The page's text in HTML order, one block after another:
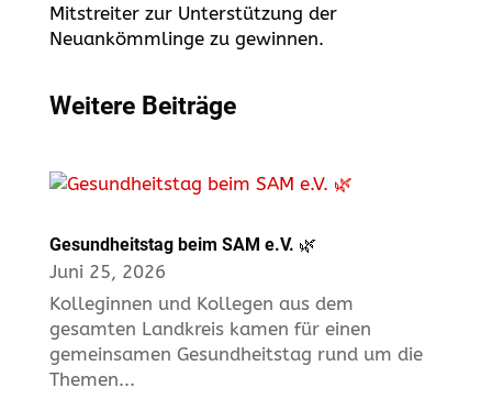
Mitstreiter zur Unterstützung der
Neuankömmlinge zu gewinnen.
Weitere Beiträge
Gesundheitstag beim SAM e.V. 🌿
Juni 25, 2026
Kolleginnen und Kollegen aus dem
gesamten Landkreis kamen für einen
gemeinsamen Gesundheitstag rund um die
Themen...